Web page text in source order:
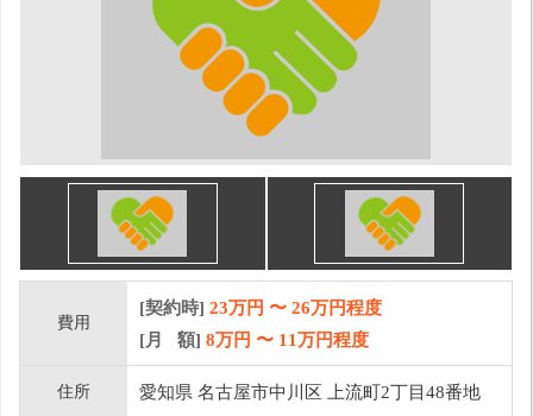
費用
[契約時] 23万円 〜 26万円程度
[月 額] 8万円 〜 11万円程度
住所 愛知県 名古屋市中川区 上流町2丁目48番地